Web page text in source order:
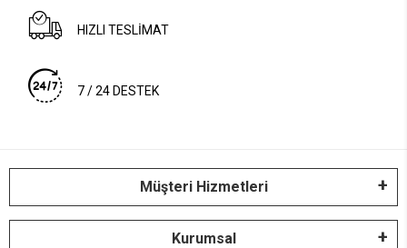
HIZLI TESLİMAT
7 / 24 DESTEK
Müşteri Hizmetleri
Kurumsal